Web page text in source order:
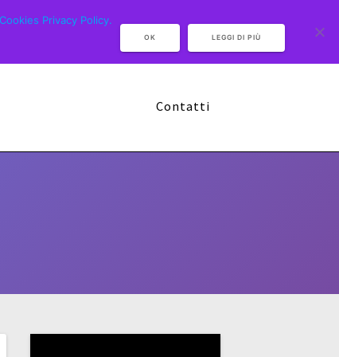
Contatti
Cookies Privacy Policy.
OK LEGGI DI PIÙ